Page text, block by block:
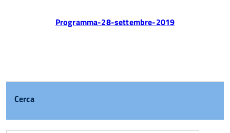
Programma-28-settembre-2019
Cerca